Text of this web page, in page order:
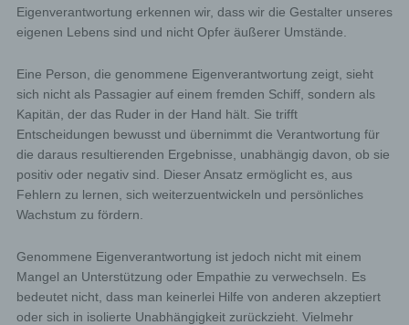
Eigenverantwortung erkennen wir, dass wir die Gestalter unseres
eigenen Lebens sind und nicht Opfer äußerer Umstände.
Eine Person, die genommene Eigenverantwortung zeigt, sieht
sich nicht als Passagier auf einem fremden Schiff, sondern als
Kapitän, der das Ruder in der Hand hält. Sie trifft
Entscheidungen bewusst und übernimmt die Verantwortung für
die daraus resultierenden Ergebnisse, unabhängig davon, ob sie
positiv oder negativ sind. Dieser Ansatz ermöglicht es, aus
Fehlern zu lernen, sich weiterzuentwickeln und persönliches
Wachstum zu fördern.
Genommene Eigenverantwortung ist jedoch nicht mit einem
Mangel an Unterstützung oder Empathie zu verwechseln. Es
bedeutet nicht, dass man keinerlei Hilfe von anderen akzeptiert
oder sich in isolierte Unabhängigkeit zurückzieht. Vielmehr